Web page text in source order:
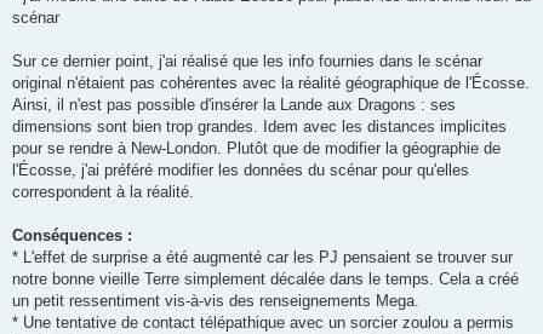
scénar
Sur ce dernier point, j'ai réalisé que les info fournies dans le scénar
original n'étaient pas cohérentes avec la réalité géographique de l'Écosse.
Ainsi, il n'est pas possible d'insérer la Lande aux Dragons : ses
dimensions sont bien trop grandes. Idem avec les distances implicites
pour se rendre à New-London. Plutôt que de modifier la géographie de
l'Écosse, j'ai préféré modifier les données du scénar pour qu'elles
correspondent à la réalité.
Conséquences :
* L'effet de surprise a été augmenté car les PJ pensaient se trouver sur
notre bonne vieille Terre simplement décalée dans le temps. Cela a créé
un petit ressentiment vis-à-vis des renseignements Mega.
* Une tentative de contact télépathique avec un sorcier zoulou a permis